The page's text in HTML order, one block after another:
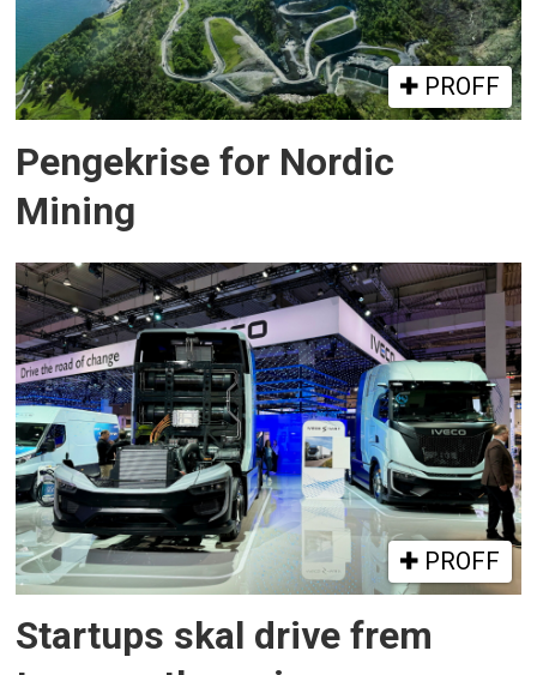
PROFF
Pengekrise for Nordic
Mining
PROFF
Startups skal drive frem